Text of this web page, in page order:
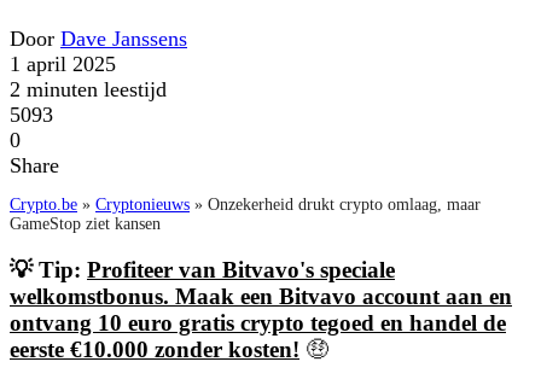
Door Dave Janssens
1 april 2025
2 minuten leestijd
5093
0
Share
Crypto.be » Cryptonieuws » Onzekerheid drukt crypto omlaag, maar
GameStop ziet kansen
💡 Tip: Profiteer van Bitvavo's speciale
welkomstbonus. Maak een Bitvavo account aan en
ontvang 10 euro gratis crypto tegoed en handel de
eerste €10.000 zonder kosten! 🤑